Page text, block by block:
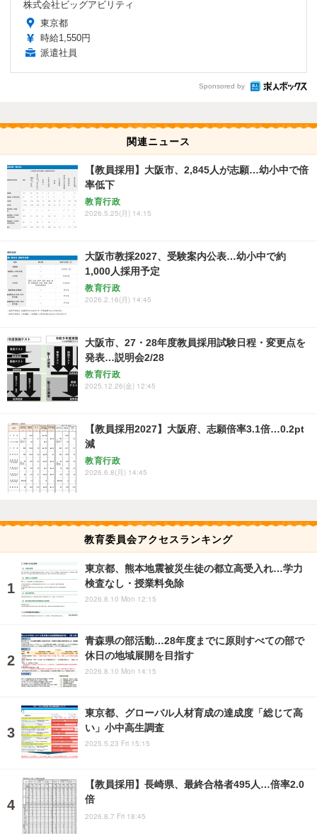
株式会社ビッグアビリティ
東京都
時給1,550円
派遣社員
Sponsored by
関連ニュース
【教員採用】大阪市、2,845人が志願…幼小中で倍
率低下
教育行政
2026.5.25(月) 14:15
大阪市教採2027、受験案内公表…幼小中で約
1,000人採用予定
教育行政
2026.2.16(月) 14:45
大阪市、27・28年度教員採用試験日程・変更点を
発表…説明会2/28
教育行政
2025.12.26(金) 12:45
【教員採用2027】大阪府、志願倍率3.1倍…0.2pt
減
教育行政
2026.6.8(月) 14:45
教育委員会アクセスランキング
東京都、熊本地震被災生徒の都立高受入れ…学力
検査なし・授業料免除
2026.8.10 Mon 12:15
青森県の部活動…28年度までに原則すべての部で
休日の地域展開を目指す
2026.8.10 Mon 14:15
東京都、グローバル人材育成の達成度「総じて高
い」小中高生調査
2025.5.23 Fri 15:15
【教員採用】長崎県、最終合格者495人…倍率2.0
倍
2026.8.7 Fri 18:45